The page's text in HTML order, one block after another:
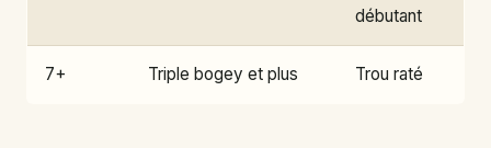
débutant
7+ Triple bogey et plus Trou raté